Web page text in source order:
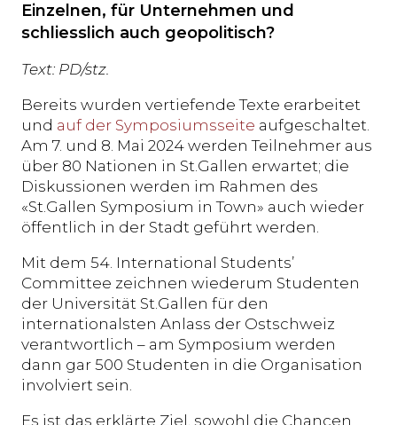
Einzelnen, für Unternehmen und
schliesslich auch geopolitisch?
Text: PD/stz.
Bereits wurden vertiefende Texte erarbeitet
und auf der Symposiumsseite aufgeschaltet.
Am 7. und 8. Mai 2024 werden Teilnehmer aus
über 80 Nationen in St.Gallen erwartet; die
Diskussionen werden im Rahmen des
«St.Gallen Symposium in Town» auch wieder
öffentlich in der Stadt geführt werden.
Mit dem 54. International Students’
Committee zeichnen wiederum Studenten
der Universität St.Gallen für den
internationalsten Anlass der Ostschweiz
verantwortlich – am Symposium werden
dann gar 500 Studenten in die Organisation
involviert sein.
Es ist das erklärte Ziel, sowohl die Chancen